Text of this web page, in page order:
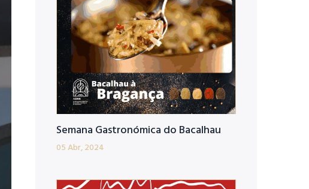
Semana Gastronómica do Bacalhau
05 Abr, 2024